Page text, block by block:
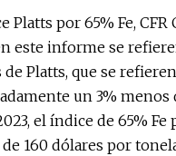
Platts por 65% Fe,
este informe se
Platts, que se
un 3%
el índice de 65%
160 dólares por